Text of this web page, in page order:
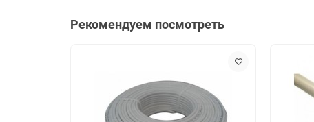
Цвет - белый
Тип устройства - роутер
Стандарт Wi-Fi 802.11 - a (Wi-Fi 2), ac (Wi-Fi 5),
Частотный диапазон устройств Wi-Fi - 2.4 / 5 ГГц
Рекомендуем посмотреть